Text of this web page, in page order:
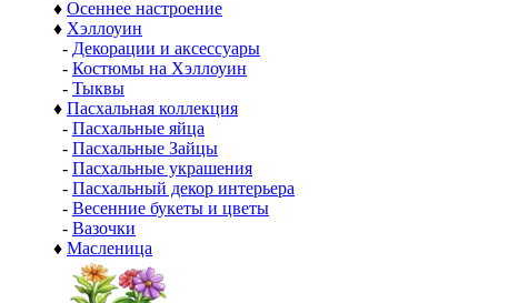
♦ Осеннее настроение
♦ Хэллоуин
- Декорации и аксессуары
- Костюмы на Хэллоуин
- Тыквы
♦ Пасхальная коллекция
- Пасхальные яйца
- Пасхальные Зайцы
- Пасхальные украшения
- Пасхальный декор интерьера
- Весенние букеты и цветы
- Вазочки
♦ Масленица